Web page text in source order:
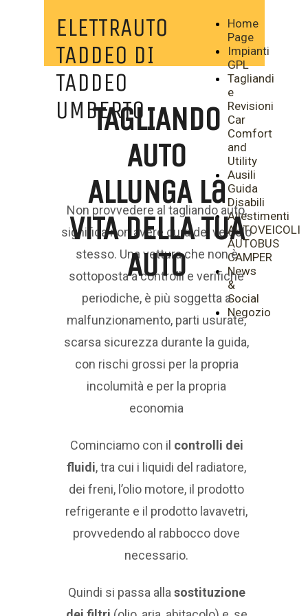
ELETTRAUTO
TADDEO DI
TADDEO
UMBERTO
TAGLIANDO
AUTO
ALLUNGA la
viTA DELLA TUA
AUTO
Home
Page
Impianti
GPL
Tagliandi
e
Revisioni
Car
Comfort
and
Utility
Ausili
Guida
Disabili
Allestimenti
AUTOVEICOLI
AUTOBUS
CAMPER
News
&
Social
Negozio
Non provvedere al tagliando auto,
significa non avere cura del veicolo
stesso. Una vettura che non è
sottoposta a controlli e verifiche
periodiche, è più soggetta a
malfunzionamento, parti usurate,
scarsa sicurezza durante la guida,
con rischi grossi per la propria
incolumità e per la propria
economia
Cominciamo con il controlli dei
fluidi, tra cui i liquidi del radiatore,
dei freni, l’olio motore, il prodotto
refrigerante e il prodotto lavavetri,
provvedendo al rabbocco dove
necessario.
Quindi si passa alla sostituzione